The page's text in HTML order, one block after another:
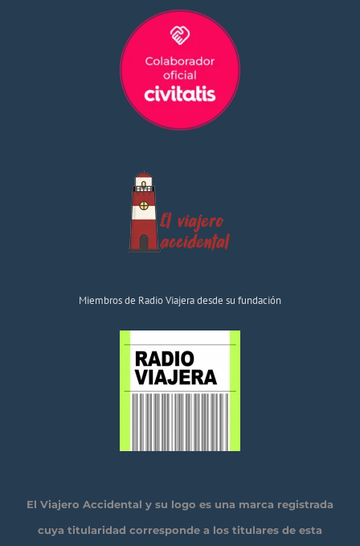
Miembros de Radio Viajera desde su fundación
El Viajero Accidental y su logo es una marca registrada
cuya titularidad corresponde a los titulares de esta